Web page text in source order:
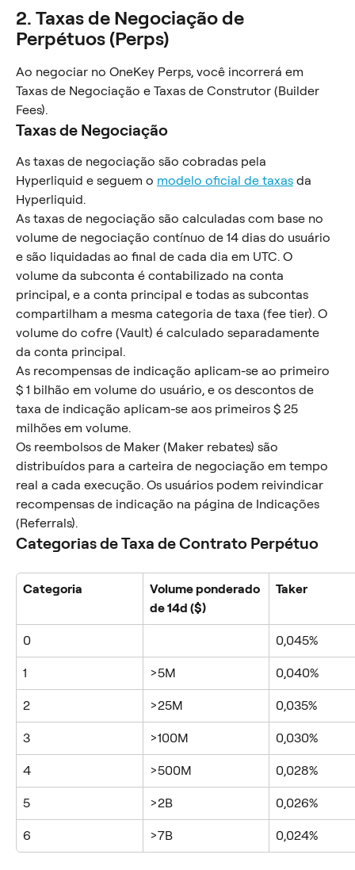
2. Taxas de Negociação de
Perpétuos (Perps)
Ao negociar no OneKey Perps, você incorrerá em
Taxas de Negociação e Taxas de Construtor (Builder
Fees).
Taxas de Negociação
As taxas de negociação são cobradas pela
Hyperliquid e seguem o modelo oficial de taxas da
Hyperliquid.
As taxas de negociação são calculadas com base no
volume de negociação contínuo de 14 dias do usuário
e são liquidadas ao final de cada dia em UTC. O
volume da subconta é contabilizado na conta
principal, e a conta principal e todas as subcontas
compartilham a mesma categoria de taxa (fee tier). O
volume do cofre (Vault) é calculado separadamente
da conta principal.
As recompensas de indicação aplicam-se ao primeiro
$ 1 bilhão em volume do usuário, e os descontos de
taxa de indicação aplicam-se aos primeiros $ 25
milhões em volume.
Os reembolsos de Maker (Maker rebates) são
distribuídos para a carteira de negociação em tempo
real a cada execução. Os usuários podem reivindicar
recompensas de indicação na página de Indicações
(Referrals).
Categorias de Taxa de Contrato Perpétuo
Categoria
Volume ponderado
de 14d ($)
Taker
0 0,045%
1 >5M 0,040%
2 >25M 0,035%
3 >100M 0,030%
4 >500M 0,028%
5 >2B 0,026%
6 >7B 0,024%